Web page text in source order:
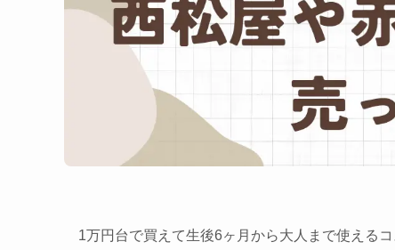
1万円台で買えて生後6ヶ月から大人まで使える